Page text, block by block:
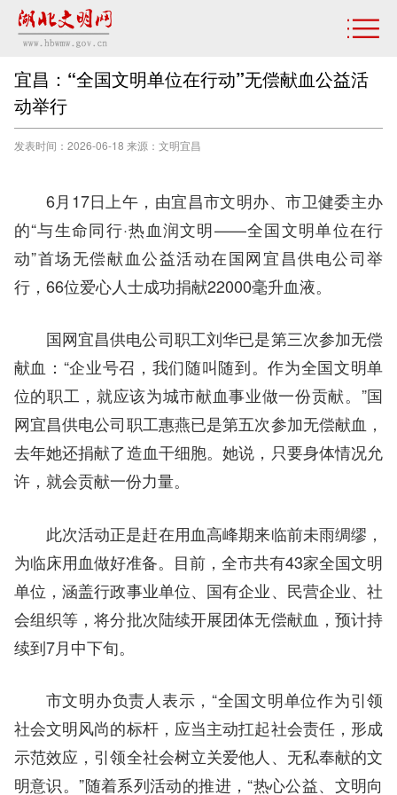
宜昌：“全国文明单位在行动”无偿献血公益活
动举行
发表时间：2026-06-18 来源：文明宜昌
6月17日上午，由宜昌市文明办、市卫健委主办
的“与生命同行·热血润文明——全国文明单位在行
动”首场无偿献血公益活动在国网宜昌供电公司举
行，66位爱心人士成功捐献22000毫升血液。
国网宜昌供电公司职工刘华已是第三次参加无偿
献血：“企业号召，我们随叫随到。作为全国文明单
位的职工，就应该为城市献血事业做一份贡献。”国
网宜昌供电公司职工惠燕已是第五次参加无偿献血，
去年她还捐献了造血干细胞。她说，只要身体情况允
许，就会贡献一份力量。
此次活动正是赶在用血高峰期来临前未雨绸缪，
为临床用血做好准备。目前，全市共有43家全国文明
单位，涵盖行政事业单位、国有企业、民营企业、社
会组织等，将分批次陆续开展团体无偿献血，预计持
续到7月中下旬。
市文明办负责人表示，“全国文明单位作为引领
社会文明风尚的标杆，应当主动扛起社会责任，形成
示范效应，引领全社会树立关爱他人、无私奉献的文
明意识。”随着系列活动的推进，“热心公益、文明向